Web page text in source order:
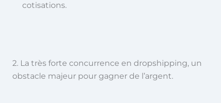
cotisations.
2. La très forte concurrence en dropshipping, un
obstacle majeur pour gagner de l’argent.